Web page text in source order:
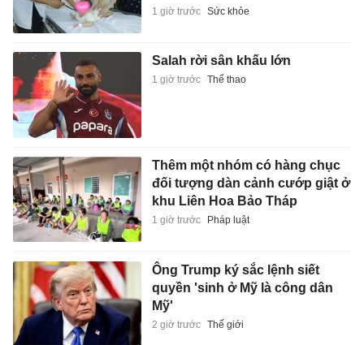
1 giờ trước Sức khỏe
Salah rời sân khấu lớn
1 giờ trước Thể thao
Thêm một nhóm có hàng chục
đối tượng dàn cảnh cướp giật ở
khu Liên Hoa Bảo Tháp
1 giờ trước Pháp luật
Ông Trump ký sắc lệnh siết
quyền 'sinh ở Mỹ là công dân
Mỹ'
2 giờ trước Thế giới